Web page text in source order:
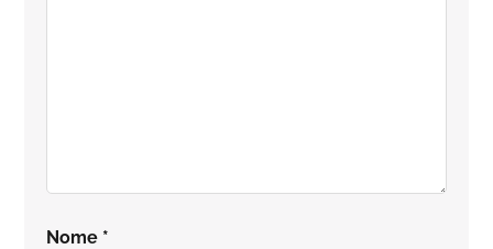
Nome *